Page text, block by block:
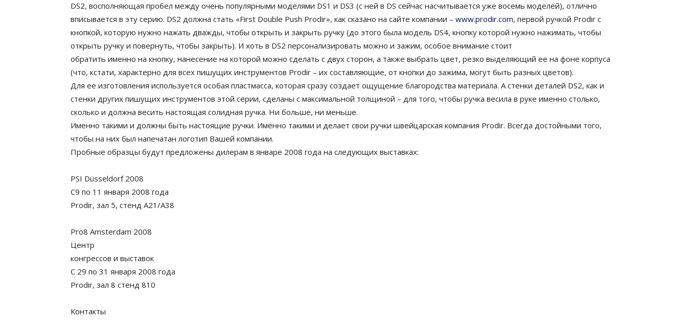
DS2, восполняющая пробел между очень популярными моделями DS1 и DS3 (с ней в DS сейчас насчитывается уже восемь моделей), отлично
вписывается в эту серию. DS2 должна стать «First Double Push Prodir», как сказано на сайте компании – www.prodir.com, первой ручкой Prodir с
кнопкой, которую нужно нажать дважды, чтобы открыть и закрыть ручку (до этого была модель DS4, кнопку которой нужно нажимать, чтобы
открыть ручку и повернуть, чтобы закрыть). И хоть в DS2 персонализировать можно и зажим, особое внимание стоит
обратить именно на кнопку, нанесение на которой можно сделать с двух сторон, а также выбрать цвет, резко выделяющий ее на фоне корпуса
(что, кстати, характерно для всех пишущих инструментов Prodir – их составляющие, от кнопки до зажима, могут быть разных цветов).
Для ее изготовления используется особая пластмасса, которая сразу создает ощущение благородства материала. А стенки деталей DS2, как и
стенки других пишущих инструментов этой серии, сделаны с максимальной толщиной – для того, чтобы ручка весила в руке именно столько,
сколько и должна весить настоящая солидная ручка. Ни больше, ни меньше.
Именно такими и должны быть настоящие ручки. Именно такими и делает свои ручки швейцарская компания Prodir. Всегда достойными того,
чтобы на них был напечатан логотип Вашей компании.
Пробные образцы будут предложены дилерам в январе 2008 года на следующих выставках:
PSI Düsseldorf 2008
С9 по 11 января 2008 года
Prodir, зал 5, стенд A21/A38
Pro8 Amsterdam 2008
Центр
конгрессов и выставок
С 29 по 31 января 2008 года
Prodir, зал 8 стенд 810
Контакты